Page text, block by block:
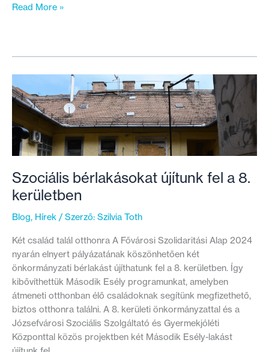
Hamarosan
Read More »
Szociális bérlakásokat újítunk fel a 8.
kerületben
Blog, Hírek / Szerző: Szilvia Toth
Két család talál otthonra A Fővárosi Szolidaritási Alap 2024
nyarán elnyert pályázatának köszönhetően két
önkormányzati bérlakást újíthatunk fel a 8. kerületben. Így
kibővíthettük Második Esély programunkat, amelyben
átmeneti otthonban élő családoknak segítünk megfizethető,
biztos otthonra találni. A 8. kerületi önkormányzattal és a
Józsefvárosi Szociális Szolgáltató és Gyermekjóléti
Központtal közös projektben két Második Esély-lakást